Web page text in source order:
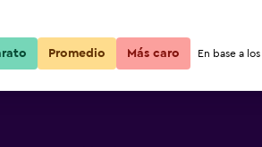
Promedio Más caro En base a